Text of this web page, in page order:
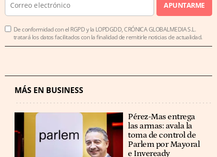
APUNTARME
De conformidad con el RGPD y la LOPDGDD, CRÓNICA GLOBALMEDIA S.L.
tratará los datos facilitados con la finalidad de remitirle noticias de actualidad.
MÁS EN BUSINESS
Pérez-Mas entrega
las armas: avala la
toma de control de
Parlem por Mayoral
e Inveready